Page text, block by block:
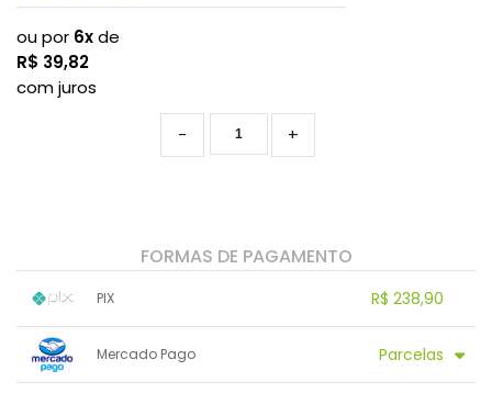
ou por 6xde
R$ 39,82
com juros
+
-
FORMAS DE PAGAMENTO
PIX R$ 238,90
.
Mercado Pago Parcelas